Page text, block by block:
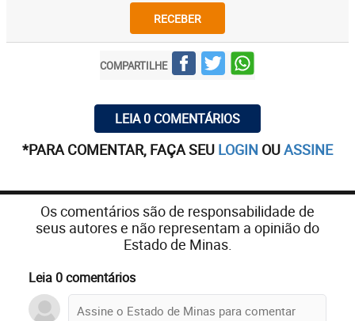
RECEBER
COMPARTILHE
LEIA 0 COMENTÁRIOS
*PARA COMENTAR, FAÇA SEU LOGIN OUASSINE
Os comentários são de responsabilidade de
seus autores e não representam a opinião do
Estado de Minas.
Leia 0 comentários